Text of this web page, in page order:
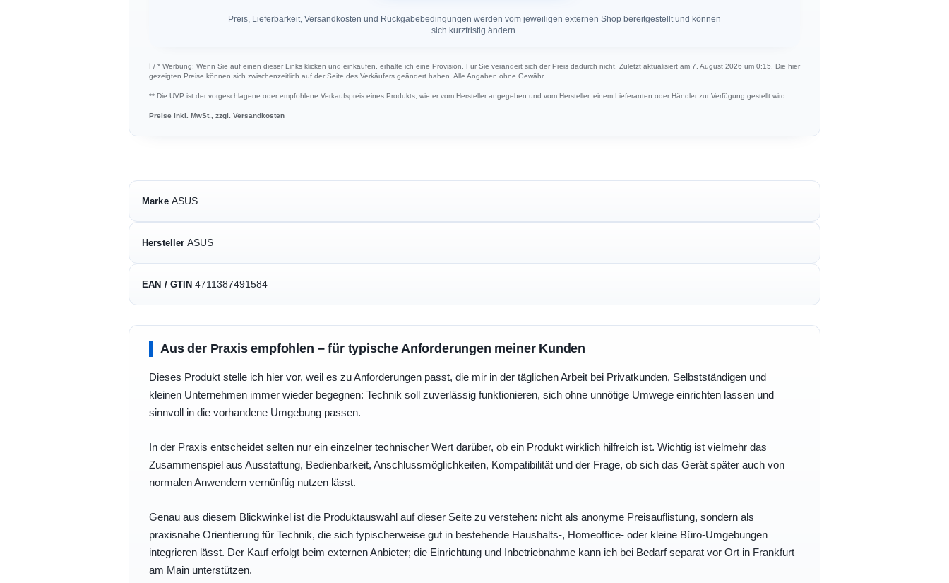
Preis, Lieferbarkeit, Versandkosten und Rückgabebedingungen werden vom jeweiligen externen Shop bereitgestellt und können
sich kurzfristig ändern.
ℹ︎ / * Werbung: Wenn Sie auf einen dieser Links klicken und einkaufen, erhalte ich eine Provision. Für Sie verändert sich der Preis dadurch nicht. Zuletzt aktualisiert am 7. August 2026 um 0:15. Die hier
gezeigten Preise können sich zwischenzeitlich auf der Seite des Verkäufers geändert haben. Alle Angaben ohne Gewähr.
** Die UVP ist der vorgeschlagene oder empfohlene Verkaufspreis eines Produkts, wie er vom Hersteller angegeben und vom Hersteller, einem Lieferanten oder Händler zur Verfügung gestellt wird.
Preise inkl. MwSt., zzgl. Versandkosten
Marke ASUS
Hersteller ASUS
EAN / GTIN 4711387491584
Aus der Praxis empfohlen – für typische Anforderungen meiner Kunden
Dieses Produkt stelle ich hier vor, weil es zu Anforderungen passt, die mir in der täglichen Arbeit bei Privatkunden, Selbstständigen und
kleinen Unternehmen immer wieder begegnen: Technik soll zuverlässig funktionieren, sich ohne unnötige Umwege einrichten lassen und
sinnvoll in die vorhandene Umgebung passen.
In der Praxis entscheidet selten nur ein einzelner technischer Wert darüber, ob ein Produkt wirklich hilfreich ist. Wichtig ist vielmehr das
Zusammenspiel aus Ausstattung, Bedienbarkeit, Anschlussmöglichkeiten, Kompatibilität und der Frage, ob sich das Gerät später auch von
normalen Anwendern vernünftig nutzen lässt.
Genau aus diesem Blickwinkel ist die Produktauswahl auf dieser Seite zu verstehen: nicht als anonyme Preisauflistung, sondern als
praxisnahe Orientierung für Technik, die sich typischerweise gut in bestehende Haushalts-, Homeoffice- oder kleine Büro-Umgebungen
integrieren lässt. Der Kauf erfolgt beim externen Anbieter; die Einrichtung und Inbetriebnahme kann ich bei Bedarf separat vor Ort in Frankfurt
am Main unterstützen.